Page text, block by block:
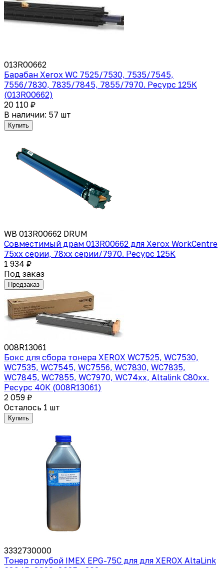
013R00662
Барабан Xerox WC 7525/7530, 7535/7545,
7556/7830, 7835/7845, 7855/7970. Ресурс 125К
(013R00662)
20 110 ₽
В наличии: 57 шт
Купить
WB 013R00662 DRUM
Совместимый драм 013R00662 для Xerox WorkCentre
75xx серии, 78xx серии/7970. Ресурс 125К
1 934 ₽
Под заказ
Предзаказ
008R13061
Бокс для сбора тонера XEROX WC7525, WC7530,
WC7535, WC7545, WC7556, WC7830, WC7835,
WC7845, WC7855, WC7970, WC74xx, Altalink C80xx.
Ресурс 40К (008R13061)
2 059 ₽
Осталось 1 шт
Купить
3332730000
Тонер голубой IMEX EPG-75C для для XEROX AltaLink